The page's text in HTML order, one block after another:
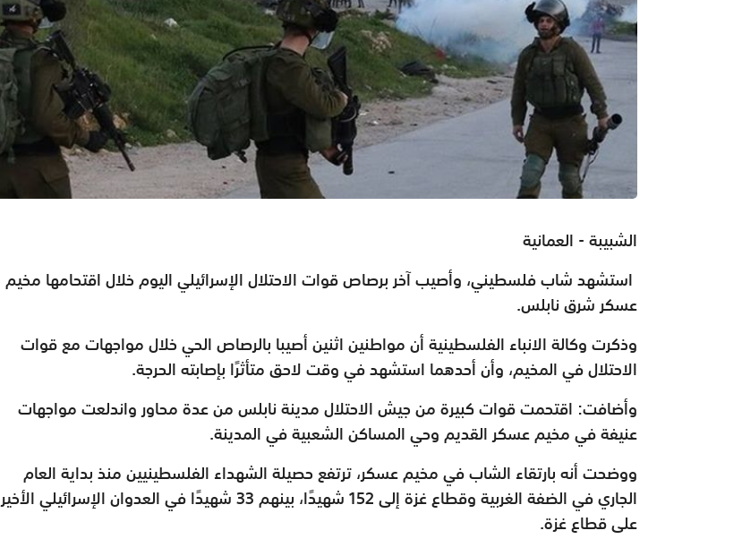
الشبيبة - العمانية
استشهد شاب فلسطيني، وأصيب آخر برصاص قوات الاحتلال الإسرائيلي اليوم خلال اقتحامها مخيم
عسكر شرق نابلس.
وذكرت وكالة الانباء الفلسطينية أن مواطنين اثنين أصيبا بالرصاص الحي خلال مواجهات مع قوات
الاحتلال في المخيم، وأن أحدهما استشهد في وقت لاحق متأثرًا بإصابته الحرجة.
وأضافت: اقتحمت قوات كبيرة من جيش الاحتلال مدينة نابلس من عدة محاور واندلعت مواجهات
عنيفة في مخيم عسكر القديم وحي المساكن الشعبية في المدينة.
ووضحت أنه بارتقاء الشاب في مخيم عسكر، ترتفع حصيلة الشهداء الفلسطينيين منذ بداية العام
الجاري في الضفة الغربية وقطاع غزة إلى 152 شهيدًا، بينهم 33 شهيدًا في العدوان الإسرائيلي الأخير
على قطاع غزة.